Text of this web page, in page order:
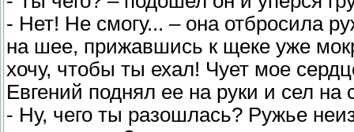
- Нет! Не смогу... – она отбросила
на шее, прижавшись к щеке уже
хочу, чтобы ты ехал! Чует мое
Евгений поднял ее на руки и сел на
- Ну, чего ты разошлась? Ружье